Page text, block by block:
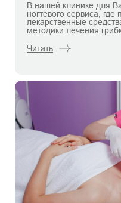
В нашей клинике для
ногтевого сервиса,
лекарственные
методики лечения
Читать